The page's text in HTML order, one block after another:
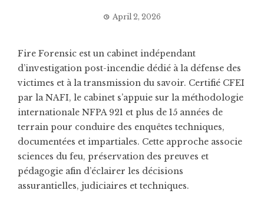
April 2, 2026
Fire Forensic est un cabinet indépendant
d’investigation post-incendie dédié à la défense des
victimes et à la transmission du savoir. Certifié CFEI
par la NAFI, le cabinet s’appuie sur la méthodologie
internationale NFPA 921 et plus de 15 années de
terrain pour conduire des enquêtes techniques,
documentées et impartiales. Cette approche associe
sciences du feu, préservation des preuves et
pédagogie afin d’éclairer les décisions
assurantielles, judiciaires et techniques.